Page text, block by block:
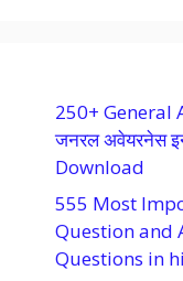
250+ General
जनरल अवेयरनेस
Download
555 Most
Question and
Questions in